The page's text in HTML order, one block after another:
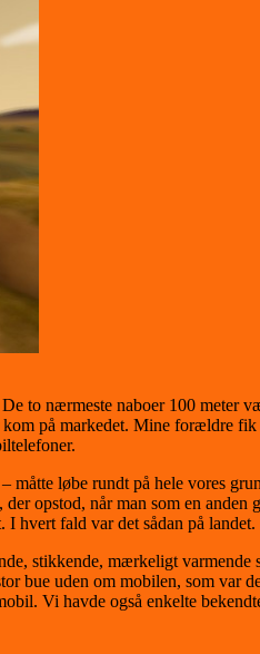
to nærmeste naboer 100 meter
på markedet. Mine forældre
løbe rundt på hele vores
opstod, når man som en
I hvert fald var det sådan på landet.
stikkende, mærkeligt varmende
bue uden om mobilen, som
Vi havde også enkelte